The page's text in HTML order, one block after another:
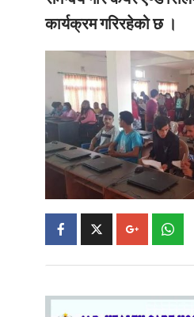
कार्यक्रम गरिरहेको छ ।